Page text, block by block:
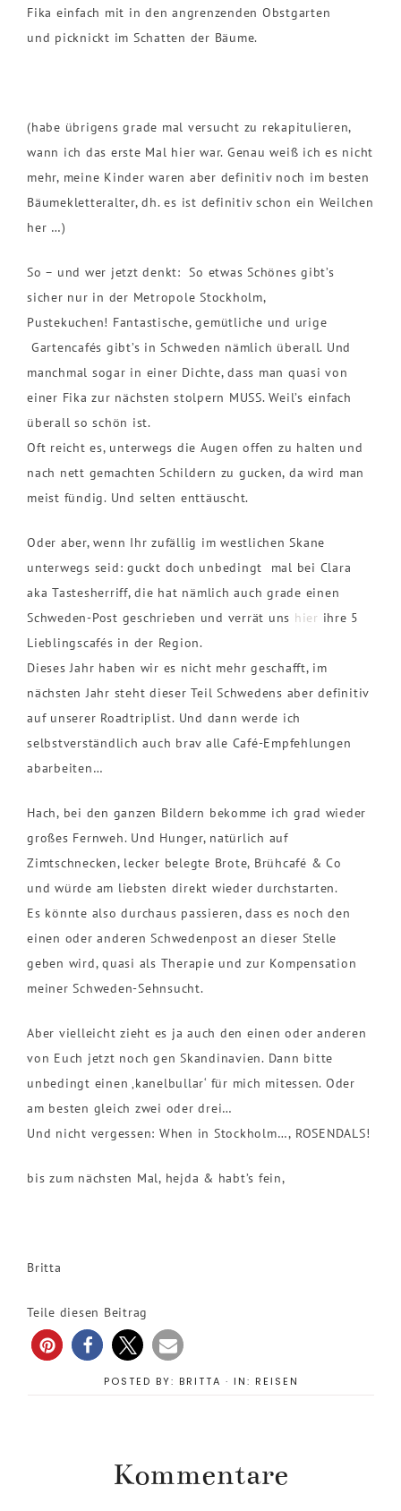
Fika einfach mit in den angrenzenden Obstgarten
und picknickt im Schatten der Bäume.
(habe übrigens grade mal versucht zu rekapitulieren,
wann ich das erste Mal hier war. Genau weiß ich es nicht
mehr, meine Kinder waren aber definitiv noch im besten
Bäumekletteralter, dh. es ist definitiv schon ein Weilchen
her …)
So – und wer jetzt denkt: So etwas Schönes gibt’s
sicher nur in der Metropole Stockholm,
Pustekuchen! Fantastische, gemütliche und urige
Gartencafés gibt’s in Schweden nämlich überall. Und
manchmal sogar in einer Dichte, dass man quasi von
einer Fika zur nächsten stolpern MUSS. Weil’s einfach
überall so schön ist.
Oft reicht es, unterwegs die Augen offen zu halten und
nach nett gemachten Schildern zu gucken, da wird man
meist fündig. Und selten enttäuscht.
Oder aber, wenn Ihr zufällig im westlichen Skane
unterwegs seid: guckt doch unbedingt mal bei Clara
aka Tastesherriff, die hat nämlich auch grade einen
Schweden-Post geschrieben und verrät uns hier ihre 5
Lieblingscafés in der Region.
Dieses Jahr haben wir es nicht mehr geschafft, im
nächsten Jahr steht dieser Teil Schwedens aber definitiv
auf unserer Roadtriplist. Und dann werde ich
selbstverständlich auch brav alle Café-Empfehlungen
abarbeiten…
Hach, bei den ganzen Bildern bekomme ich grad wieder
großes Fernweh. Und Hunger, natürlich auf
Zimtschnecken, lecker belegte Brote, Brühcafé & Co
und würde am liebsten direkt wieder durchstarten.
Es könnte also durchaus passieren, dass es noch den
einen oder anderen Schwedenpost an dieser Stelle
geben wird, quasi als Therapie und zur Kompensation
meiner Schweden-Sehnsucht.
Aber vielleicht zieht es ja auch den einen oder anderen
von Euch jetzt noch gen Skandinavien. Dann bitte
unbedingt einen ‚kanelbullar‘ für mich mitessen. Oder
am besten gleich zwei oder drei…
Und nicht vergessen: When in Stockholm…, ROSENDALS!
bis zum nächsten Mal, hejda & habt’s fein,
Britta
Teile diesen Beitrag
POSTED BY: BRITTA · IN: REISEN
Kommentare